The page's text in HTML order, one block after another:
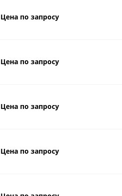
Цена по запросу
Цена по запросу
Цена по запросу
Цена по запросу